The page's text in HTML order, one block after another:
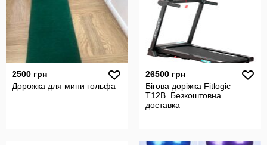
2500 грн
Дорожка для мини гольфа
26500 грн
Бігова доріжка Fitlogic
T12B. Безкоштовна
доставка